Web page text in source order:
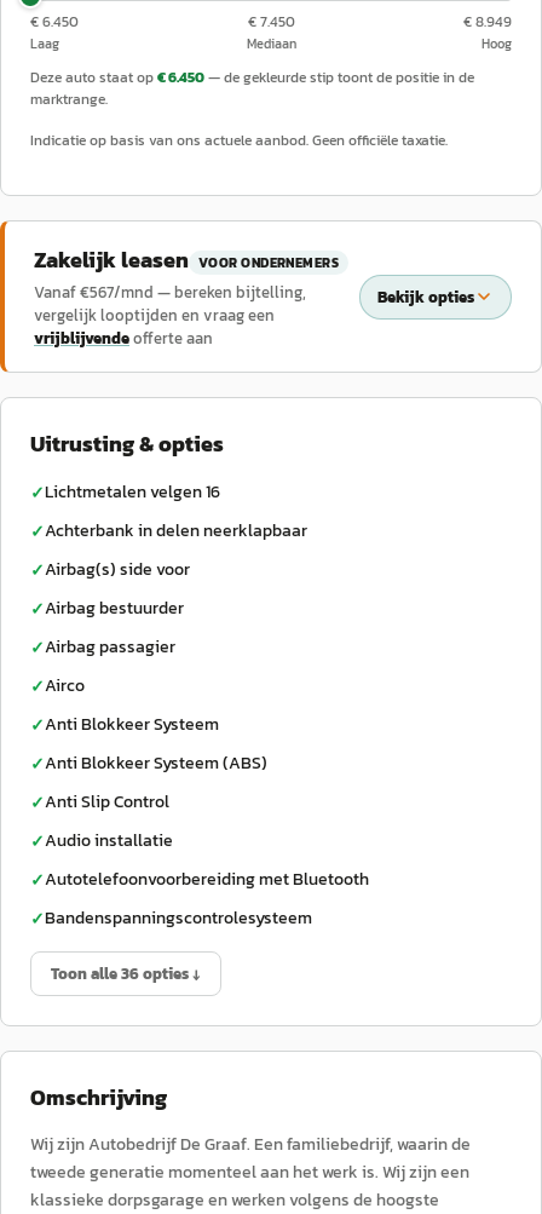
€ 6.450
Laag
€ 7.450
Mediaan
€ 8.949
Hoog
Deze auto staat op€ 6.450— de gekleurde stip toont de positie in de
marktrange.
Indicatie op basis van ons actuele aanbod. Geen officiële taxatie.
Zakelijk leasen VOOR ONDERNEMERS
Vanaf €567/mnd — bereken bijtelling,
vergelijk looptijden en vraag een
vrijblijvendeofferte aan
Bekijk opties
Uitrusting & opties
✓Lichtmetalen velgen 16
✓Achterbank in delen neerklapbaar
✓Airbag(s) side voor
✓Airbag bestuurder
✓Airbag passagier
✓Airco
✓Anti Blokkeer Systeem
✓Anti Blokkeer Systeem (ABS)
✓Anti Slip Control
✓Audio installatie
✓Autotelefoonvoorbereiding met Bluetooth
✓Bandenspanningscontrolesysteem
Toon alle 36 opties ↓
Omschrijving
Wij zijn Autobedrijf De Graaf. Een familiebedrijf, waarin de
tweede generatie momenteel aan het werk is. Wij zijn een
klassieke dorpsgarage en werken volgens de hoogste